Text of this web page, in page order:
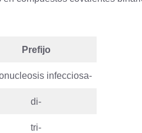
Prefijo
infecciosa-
di-
tri-